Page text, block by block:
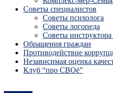
Советы специалистов
Советы психолога
Советы логопеда
Советы
Обращения граждан
Противодействие
Независимая оценка
Клуб “про СВОё”